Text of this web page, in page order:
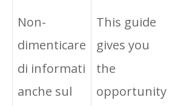
Non-
dimenticare
di informati
anche sul
This guide
gives you
the
opportunity